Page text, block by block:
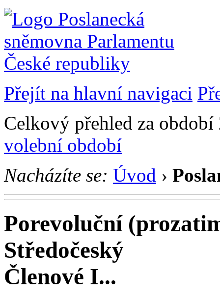
Přejít na hlavní navigaci
Celkový přehled za
volební období
Nacházíte se: Úvod ›
Porevoluční
Středočeský
Členové I...